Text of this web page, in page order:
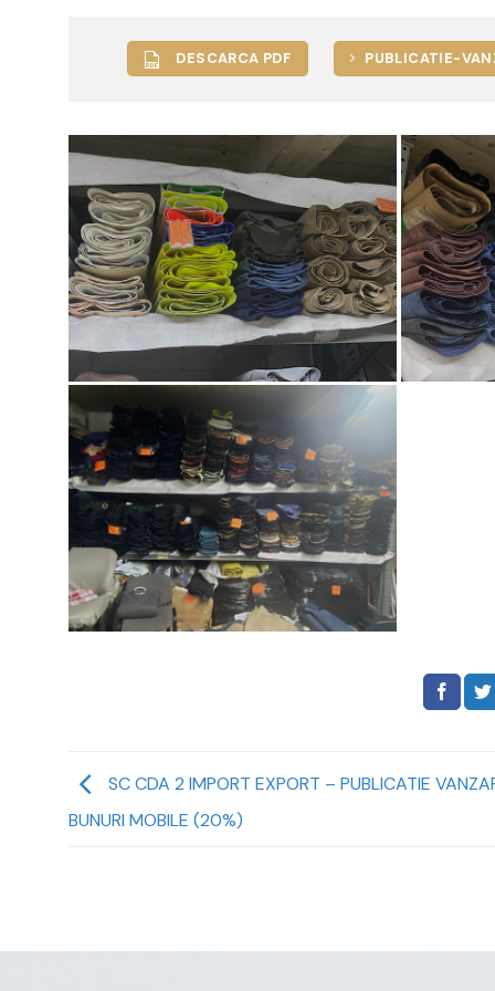
DESCARCA PDF PUBLICATIE-
SC CDA 2 IMPORT EXPORT – PUBLICATIE
BUNURI MOBILE (20%)